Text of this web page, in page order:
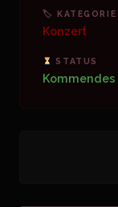
🏷 KATEGORIE
Konzert
STATUS